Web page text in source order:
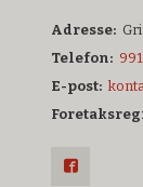
Adresse:
Telefon:
E-post: